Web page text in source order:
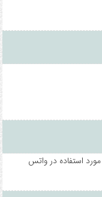
استفاده در واتس